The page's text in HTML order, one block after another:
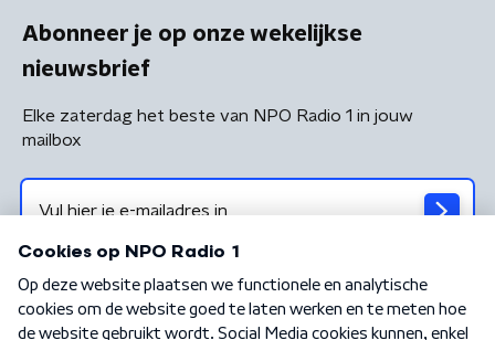
Abonneer je op onze wekelijkse
nieuwsbrief
Elke zaterdag het beste van NPO Radio 1 in jouw
mailbox